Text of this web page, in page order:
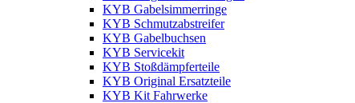
KYB Gabelsimmerringe
KYB Schmutzabstreifer
KYB Gabelbuchsen
KYB Servicekit
KYB Stoßdämpferteile
KYB Original Ersatzteile
KYB Kit Fahrwerke